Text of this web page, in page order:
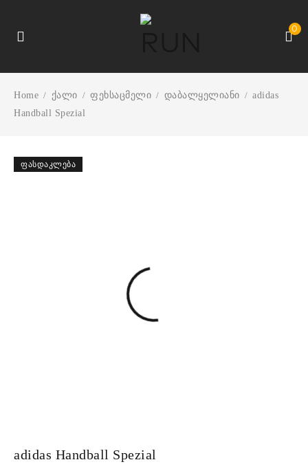
0
Home / ქალი / ფეხსაცმელი / დაბალყელიანი / adidas
Handball Spezial
ᲤᲐᲡᲓᲐᲙᲚᲔᲑᲐ
adidas Handball Spezial